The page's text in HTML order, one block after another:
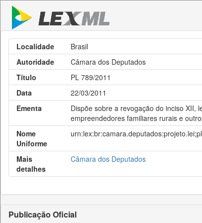
Localidade
Brasil
Autoridade
Câmara dos Deputados
Título
PL 789/2011
Data
22/03/2011
Ementa
Dispõe sobre a revogação do inciso XII,
empreendedores familiares rurais e
Nome
Uniforme
Mais
detalhes
Câmara dos Deputados
Publicação Oficial